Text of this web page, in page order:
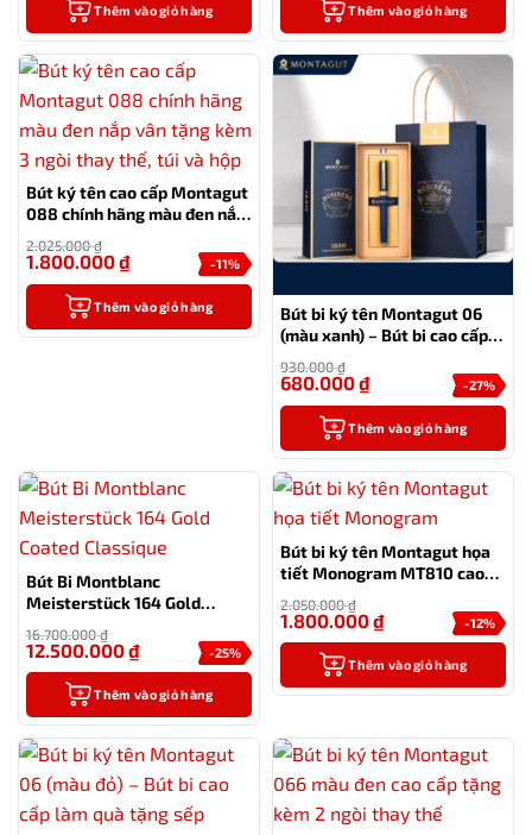
Thêm vào giỏ hàng Thêm vào giỏ hàng
Bút ký tên cao cấp Montagut
088 chính hãng màu đen nắp
thế, túi và hộp
2.025.000₫
-11%
1.800.000₫
Thêm vào giỏ hàng
Bút bi ký tên Montagut 06
(màu xanh) – Bút bi cao cấp
930.000₫
-27%
680.000₫
Thêm vào giỏ hàng
Bút Bi Montblanc
Meisterstück 164 Gold
16.700.000₫
-25%
12.500.000₫
Thêm vào giỏ hàng
Bút bi ký tên Montagut họa
tiết Monogram MT810 cao
2.050.000₫
-12%
1.800.000₫
Thêm vào giỏ hàng